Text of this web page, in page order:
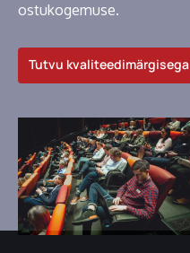
ostukogemuse.
Tutvu kvaliteedimärgisega